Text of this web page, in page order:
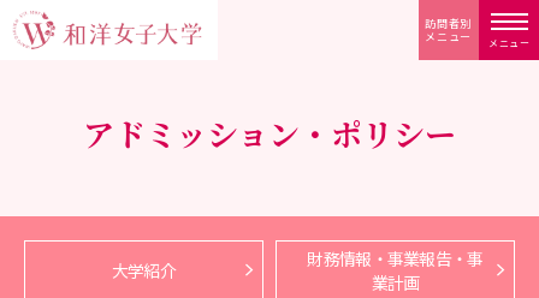
メニュー
訪問者別
メニュー
アドミッション・ポリシー
大学紹介
財務情報・事業報告・事
業計画